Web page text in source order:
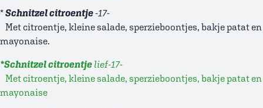
*Schnitzel citroentje-17-
Met citroentje, kleine salade, sperzieboontjes, bakje patat en
mayonaise.
*Schnitzel citroentje lief-17-
Met citroentje, kleine salade, sperzieboontjes, bakje patat en
mayonaise